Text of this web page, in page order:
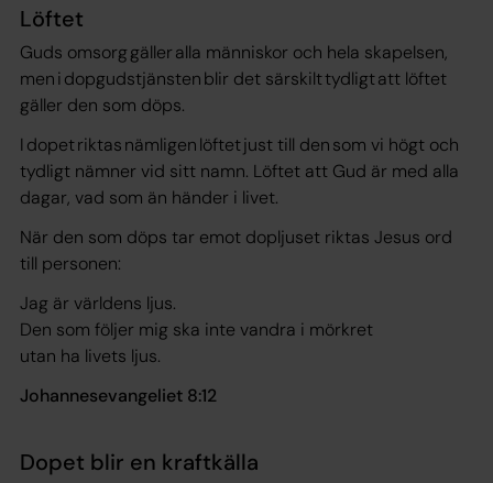
Löftet
Guds omsorg gäller alla människor och hela skapelsen,
men i dopgudstjänsten blir det särskilt tydligt att löftet
gäller den som döps.
I dopet riktas nämligen löftet just till den som vi högt och
tydligt nämner vid sitt namn. Löftet att Gud är med alla
dagar, vad som än händer i livet.
När den som döps tar emot dopljuset riktas Jesus ord
till personen:
Jag är världens ljus.
Den som följer mig ska inte vandra i mörkret
utan ha livets ljus.
Johannesevangeliet 8:12
Dopet blir en kraftkälla